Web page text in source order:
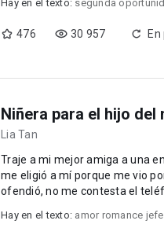
Hay en el texto: segunda
476 30 957
Niñera para el hijo del
Lia Tan
Traje a mi mejor amiga a una
me eligió a mí porque me vio por la
Hay en el texto: amor romance jefe